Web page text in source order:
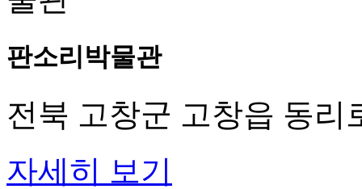
판소리박물관
전북 고창군 고창읍 동리
자세히 보기